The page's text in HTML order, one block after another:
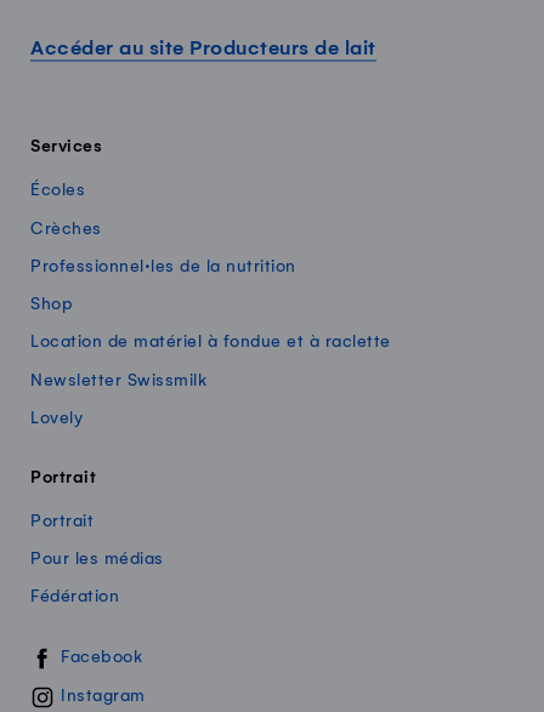
Accéder au site Producteurs de lait
Services
Écoles
Crèches
Professionnel·les de la nutrition
Shop
Location de matériel à fondue et à raclette
Newsletter Swissmilk
Lovely
Portrait
Portrait
Pour les médias
Fédération
Swissmilk sur les réseaux sociaux
Facebook
Instagram